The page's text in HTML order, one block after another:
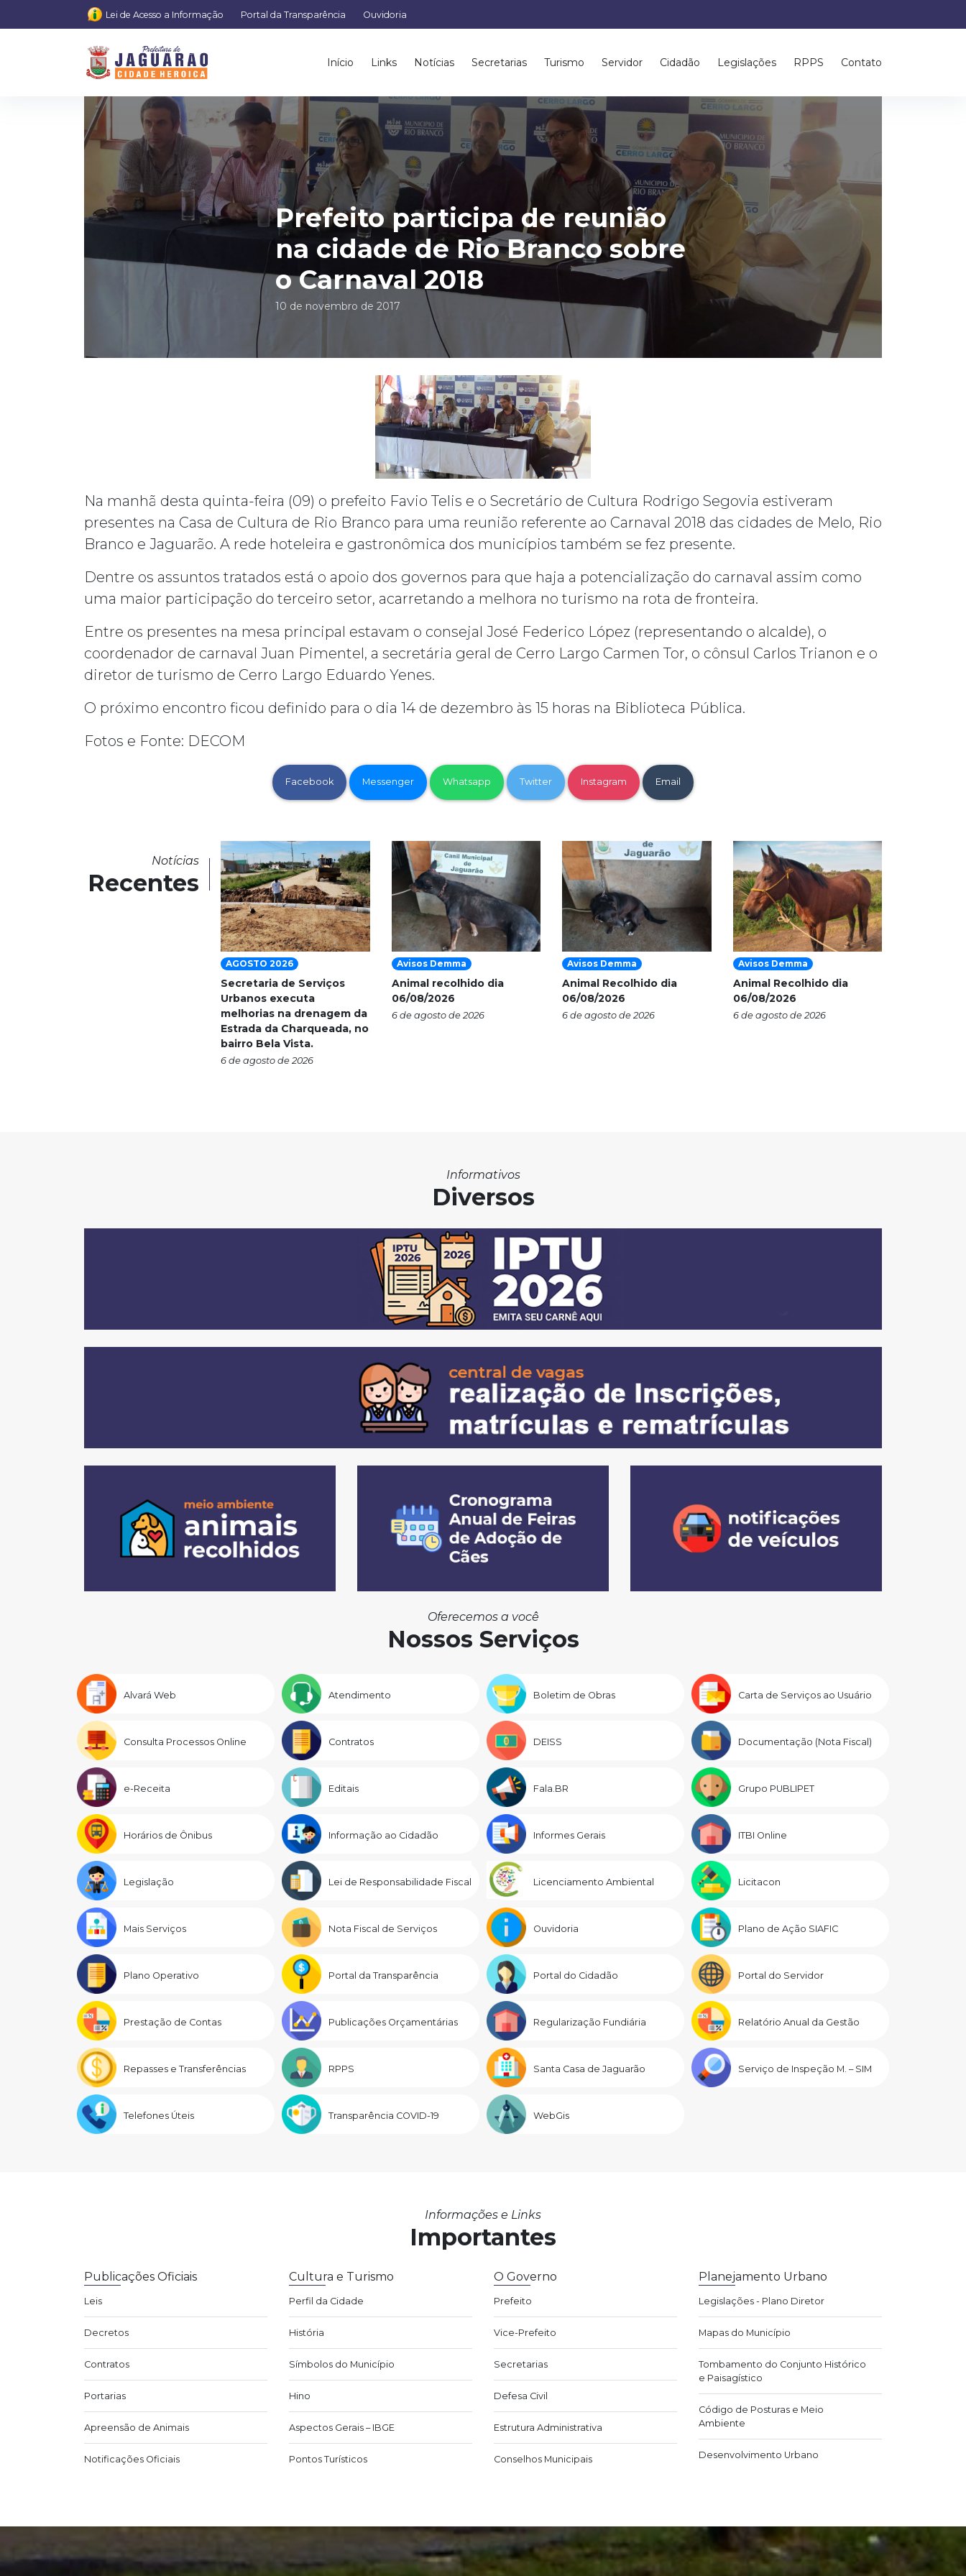
Lei de Acesso a Informação Portal da Transparência Ouvidoria
Início Links Notícias Secretarias Turismo Servidor Cidadão Legislações RPPS Contato
Prefeito participa de reunião
na cidade de Rio Branco sobre
o Carnaval 2018
10 de novembro de 2017
Na manhã desta quinta-feira (09) o prefeito Favio Telis e o Secretário de Cultura Rodrigo Segovia estiveram
presentes na Casa de Cultura de Rio Branco para uma reunião referente ao Carnaval 2018 das cidades de Melo, Rio
Branco e Jaguarão. A rede hoteleira e gastronômica dos municípios também se fez presente.
Dentre os assuntos tratados está o apoio dos governos para que haja a potencialização do carnaval assim como
uma maior participação do terceiro setor, acarretando a melhora no turismo na rota de fronteira.
Entre os presentes na mesa principal estavam o consejal José Federico López (representando o alcalde), o
coordenador de carnaval Juan Pimentel, a secretária geral de Cerro Largo Carmen Tor, o cônsul Carlos Trianon e o
diretor de turismo de Cerro Largo Eduardo Yenes.
O próximo encontro ficou definido para o dia 14 de dezembro às 15 horas na Biblioteca Pública.
Fotos e Fonte: DECOM
Facebook Messenger Whatsapp Twitter Instagram Email
Notícias
Recentes
AGOSTO 2026
Secretaria de Serviços
Urbanos executa
melhorias na drenagem da
Estrada da Charqueada, no
bairro Bela Vista.
6 de agosto de 2026
Avisos Demma
Animal recolhido dia
06/08/2026
6 de agosto de 2026
Avisos Demma
Animal Recolhido dia
06/08/2026
6 de agosto de 2026
Avisos Demma
Animal Recolhido dia
06/08/2026
6 de agosto de 2026
Informativos
Diversos
Oferecemos a você
Nossos Serviços
Alvará Web Atendimento Boletim de Obras Carta de Serviços ao Usuário
Consulta Processos Online Contratos DEISS Documentação (Nota Fiscal)
e-Receita Editais Fala.BR Grupo PUBLIPET
Horários de Ônibus Informação ao Cidadão Informes Gerais ITBI Online
Legislação Lei de Responsabilidade Fiscal Licenciamento Ambiental Licitacon
Mais Serviços Nota Fiscal de Serviços Ouvidoria Plano de Ação SIAFIC
Plano Operativo Portal da Transparência Portal do Cidadão Portal do Servidor
Prestação de Contas Publicações Orçamentárias Regularização Fundiária Relatório Anual da Gestão
Repasses e Transferências RPPS Santa Casa de Jaguarão Serviço de Inspeção M. – SIM
Telefones Úteis Transparência COVID-19 WebGis
Informações e Links
Importantes
Publicações Oficiais
Leis
Decretos
Contratos
Portarias
Apreensão de Animais
Notificações Oficiais
Cultura e Turismo
Perfil da Cidade
História
Símbolos do Município
Hino
Aspectos Gerais – IBGE
Pontos Turísticos
O Governo
Prefeito
Vice-Prefeito
Secretarias
Defesa Civil
Estrutura Administrativa
Conselhos Municipais
Planejamento Urbano
Legislações - Plano Diretor
Mapas do Município
Tombamento do Conjunto Histórico
e Paisagístico
Código de Posturas e Meio
Ambiente
Desenvolvimento Urbano